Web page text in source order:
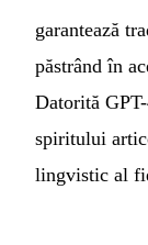
garantează
păstrând în
Datorită
spiritului
lingvistic al